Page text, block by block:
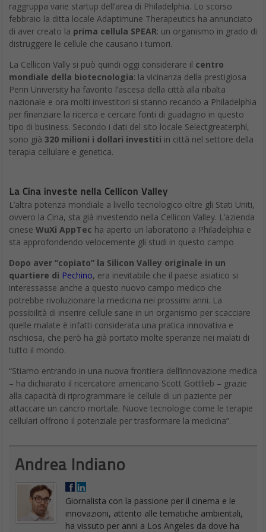
raggruppa varie startup dell’area di Philadelphia. Lo scorso
febbraio la ditta locale Adaptimune Therapeutics ha annunciato
di aver creato la prima cellula SPEAR: un organismo in grado di
distruggere le cellule che causano i tumori.
La Cellicon Vally si può quindi oggi considerare il centro
mondiale della biotecnologia: la vicinanza della prestigiosa
Penn University ha favorito l’ascesa della città alla ribalta
nazionale e ora molti investitori si stanno recando a Philadelphia
per finanziare la ricerca e cercare fonti di guadagno in questo
tipo di business. Secondo i dati del sito locale Selectgreaterphl,
sono già 320 milioni i dollari investiti in città nel settore della
terapia cellulare e genetica.
La Cina investe nella Cellicon Valley
L’altra potenza mondiale a livello tecnologico oltre gli Stati Uniti,
ovvero la Cina, sta già investendo nella Cellicon Valley. L’azienda
cinese WuXi AppTec ha aperto un laboratorio a Philadelphia e
sta approfondendo velocemente gli studi in questo campo
Dopo aver “copiato” la Silicon Valley originale in un
quartiere di Pechino, era inevitabile che il paese asiatico si
interessasse anche a questo nuovo campo medico che
potrebbe rivoluzionare la medicina nei prossimi anni. La
possibilità di inserire cellule sane in un organismo per scacciare
quelle malate è infatti considerata una pratica innovativa e
rischiosa, che però ha già portato molte speranze nei malati di
tutto il mondo.
“Stiamo entrando in una nuova frontiera dell’innovazione medica
– ha dichiarato il ricercatore americano Scott Gottlieb – grazie
alla capacità di riprogrammare le cellule di un paziente per
attaccare un cancro mortale. Nuove tecnologie come le terapie
cellulari offrono il potenziale per trasformare la medicina”.
Andrea Indiano
Giornalista con la passione per il cinema e le
innovazioni, attento alle tematiche ambientali,
ha vissuto per anni a Los Angeles da dove ha